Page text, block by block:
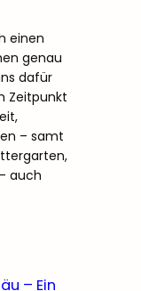
einen
genau
dafür
Zeitpunkt
– samt
auch